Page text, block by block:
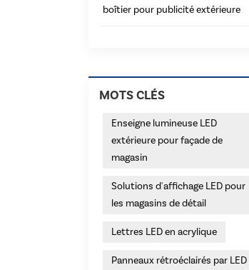
boîtier pour publicité extérieure
MOTS CLÉS
Enseigne lumineuse LED
extérieure pour façade de
magasin
Solutions d'affichage LED pour
les magasins de détail
Lettres LED en acrylique
Panneaux rétroéclairés par LED